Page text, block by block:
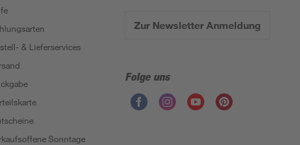
& Lieferservices
Sonntage
Zur Newsletter Anmeldung
Folge uns